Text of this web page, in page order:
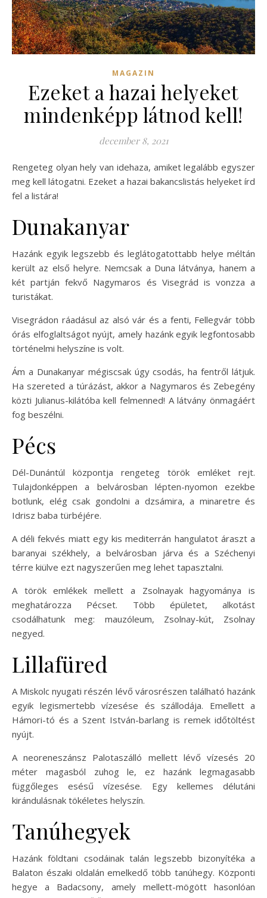
MAGAZIN
Ezeket a hazai helyeket
mindenképp látnod kell!
december 8, 2021
Rengeteg olyan hely van idehaza, amiket legalább egyszer
meg kell látogatni. Ezeket a hazai bakancslistás helyeket írd
fel a listára!
Dunakanyar
Hazánk egyik legszebb és leglátogatottabb helye méltán
került az első helyre. Nemcsak a Duna látványa, hanem a
két partján fekvő Nagymaros és Visegrád is vonzza a
turistákat.
Visegrádon ráadásul az alsó vár és a fenti, Fellegvár több
órás elfoglaltságot nyújt, amely hazánk egyik legfontosabb
történelmi helyszíne is volt.
Ám a Dunakanyar mégiscsak úgy csodás, ha fentről látjuk.
Ha szereted a túrázást, akkor a Nagymaros és Zebegény
közti Julianus-kilátóba kell felmenned! A látvány önmagáért
fog beszélni.
Pécs
Dél-Dunántúl központja rengeteg török emléket rejt.
Tulajdonképpen a belvárosban lépten-nyomon ezekbe
botlunk, elég csak gondolni a dzsámira, a minaretre és
Idrisz baba türbéjére.
A déli fekvés miatt egy kis mediterrán hangulatot áraszt a
baranyai székhely, a belvárosban járva és a Széchenyi
térre kiülve ezt nagyszerűen meg lehet tapasztalni.
A török emlékek mellett a Zsolnayak hagyománya is
meghatározza Pécset. Több épületet, alkotást
csodálhatunk meg: mauzóleum, Zsolnay-kút, Zsolnay
negyed.
Lillafüred
A Miskolc nyugati részén lévő városrészen található hazánk
egyik legismertebb vízesése és szállodája. Emellett a
Hámori-tó és a Szent István-barlang is remek időtöltést
nyújt.
A neoreneszánsz Palotaszálló mellett lévő vízesés 20
méter magasból zuhog le, ez hazánk legmagasabb
függőleges esésű vízesése. Egy kellemes délutáni
kirándulásnak tökéletes helyszín.
Tanúhegyek
Hazánk földtani csodáinak talán legszebb bizonyítéka a
Balaton északi oldalán emelkedő több tanúhegy. Központi
hegye a Badacsony, amely mellett-mögött hasonlóan